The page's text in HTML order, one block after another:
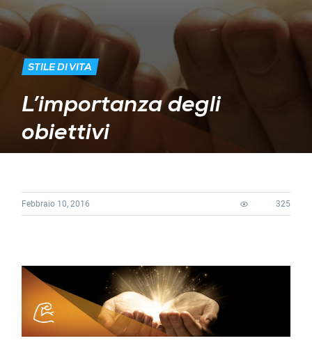
STILE DI VITA
L’importanza degli
obiettivi
Febbraio 10, 2016 325